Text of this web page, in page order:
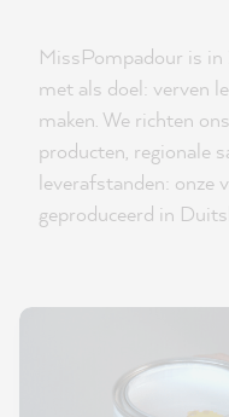
MissPompadour is
met als doel: verven
maken. We richten
producten, regionale
leverafstanden: onze
geproduceerd in